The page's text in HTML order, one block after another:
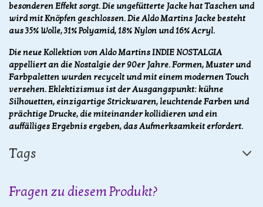
besonderen Effekt sorgt. Die ungefütterte Jacke hat Taschen und
wird mit Knöpfen geschlossen. Die Aldo Martins Jacke besteht
aus 35% Wolle, 31% Polyamid, 18% Nylon und 16% Acryl.
Die neue Kollektion von Aldo Martins INDIE NOSTALGIA
appelliert an die Nostalgie der 90er Jahre. Formen, Muster und
Farbpaletten wurden recycelt und mit einem modernen Touch
versehen. Eklektizismus ist der Ausgangspunkt: kühne
Silhouetten, einzigartige Strickwaren, leuchtende Farben und
prächtige Drucke, die miteinander kollidieren und ein
auffälliges Ergebnis ergeben, das Aufmerksamkeit erfordert.
Tags
Fragen zu diesem Produkt?